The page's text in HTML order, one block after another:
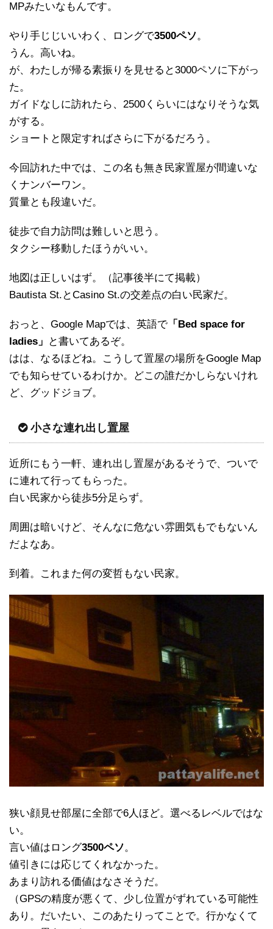
MPみたいなもんです。
やり手じじいいわく、ロングで3500ペソ。
うん。高いね。
が、わたしが帰る素振りを見せると3000ペソに下がっ
た。
ガイドなしに訪れたら、2500くらいにはなりそうな気
がする。
ショートと限定すればさらに下がるだろう。
今回訪れた中では、この名も無き民家置屋が間違いな
くナンバーワン。
質量とも段違いだ。
徒歩で自力訪問は難しいと思う。
タクシー移動したほうがいい。
地図は正しいはず。（記事後半にて掲載）
Bautista St.とCasino St.の交差点の白い民家だ。
おっと、Google Mapでは、英語で「Bed space for
ladies」
と書いてあるぞ。
はは、なるほどね。こうして置屋の場所をGoogle Map
でも知らせているわけか。どこの誰だかしらないけれ
ど、グッドジョブ。
小さな連れ出し置屋
近所にもう一軒、連れ出し置屋があるそうで、ついで
に連れて行ってもらった。
白い民家から徒歩5分足らず。
周囲は暗いけど、そんなに危ない雰囲気もでもないん
だよなあ。
到着。これまた何の変哲もない民家。
狭い顔見せ部屋に全部で6人ほど。選べるレベルではな
い。
言い値はロング3500ペソ。
値引きには応じてくれなかった。
あまり訪れる価値はなさそうだ。
（GPSの精度が悪くて、少し位置がずれている可能性
あり。だいたい、このあたりってことで。行かなくて